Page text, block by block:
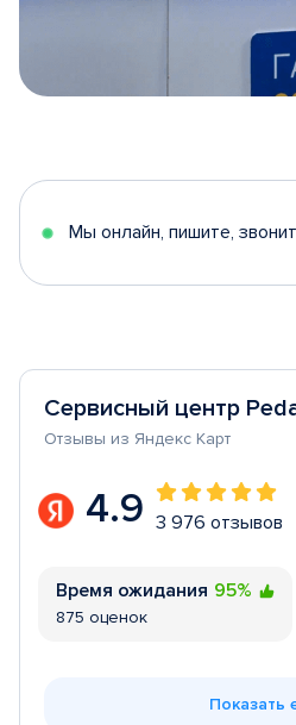
5
Мы онлайн, пишите,
Сервисный центр
Отзывы из Яндекс Карт
4.9 3 976 отзывов
Время ожидания 95%
875 оценок
Показать